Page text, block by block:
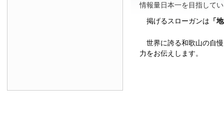
情報量日本一を目指して
掲げるスローガンは 「
世界に誇る和歌山の自
力をお伝えします。